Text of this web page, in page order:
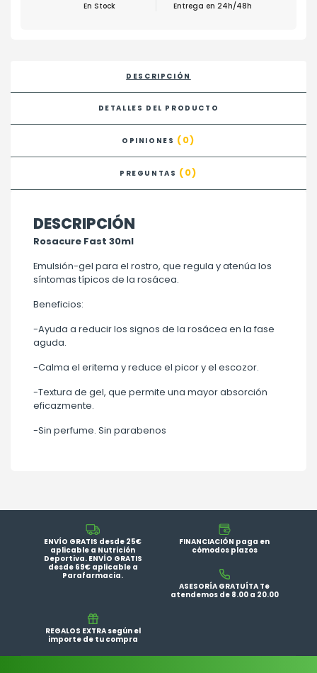
En Stock Entrega en 24h/48h
DESCRIPCIÓN
DETALLES DEL PRODUCTO
OPINIONES (0)
PREGUNTAS (0)
DESCRIPCIÓN
Rosacure Fast 30ml
Emulsión-gel para el rostro, que regula y atenúa los
síntomas típicos de la rosácea.
Beneficios:
-Ayuda a reducir los signos de la rosácea en la fase
aguda.
-Calma el eritema y reduce el picor y el escozor.
-Textura de gel, que permite una mayor absorción
eficazmente.
-Sin perfume. Sin parabenos
ENVÍO GRATIS desde 25€
aplicable a Nutrición
Deportiva. ENVÍO GRATIS
desde 69€ aplicable a
Parafarmacia.
FINANCIACIÓN paga en
cómodos plazos
ASESORÍA GRATUÍTA Te
atendemos de 8.00 a 20.00
REGALOS EXTRA según el
importe de tu compra